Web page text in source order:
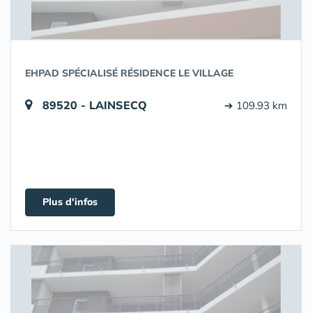
EHPAD SPÉCIALISÉ RÉSIDENCE LE VILLAGE
89520 - LAINSECQ ➔ 109.93 km
Plus d'infos